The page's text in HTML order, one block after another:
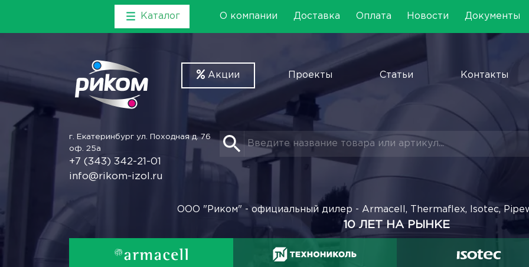
Каталог О компании Доставка Оплата Новости Документы
Акции Проекты Статьи Контакты
г. Екатеринбург ул. Походная д. 76
оф. 25а
+7 (343) 342-21-01
info@rikom-izol.ru
ООО "Риком" - официальный дилер - Armacell, Thermaflex, Isotec,
10 ЛЕТ НА РЫНКЕ